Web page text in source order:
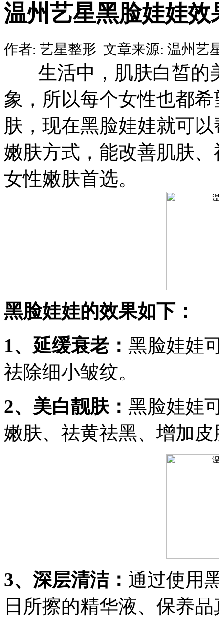
温州艺星黑脸娃娃效
作者: 艺星整形 文章来源: 温州艺
生活中，肌肤白皙的
象，所以每个女性也都
肤，现在黑脸娃娃就可
嫩肤方式，能改善肌肤
女性嫩肤首选。
黑脸娃娃的效果如下：
1、延缓衰老： 黑脸娃娃
祛除细小皱纹。
2、美白靓肤： 黑脸娃娃
嫩肤、祛黄祛黑、增加
3、深层清洁： 通过使用
日所擦的精华液、保养